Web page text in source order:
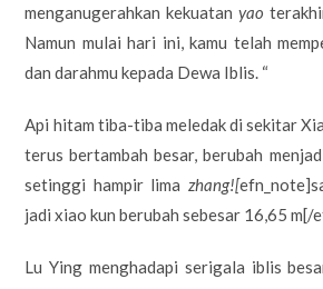
menganugerahkan kekuatan yao
Namun mulai hari ini, kamu telah
dan darahmu kepada Dewa Iblis. “
Api hitam tiba-tiba meledak di sekitar
terus bertambah besar, berubah
setinggi hampir lima zhang![
jadi xiao kun berubah sebesar 16,65 m[/
Lu Ying menghadapi serigala iblis